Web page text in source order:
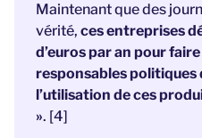
Maintenant que des
vérité, ces entreprises
d’euros par an pour
responsables politiques
l’utilisation de ces
». [4]